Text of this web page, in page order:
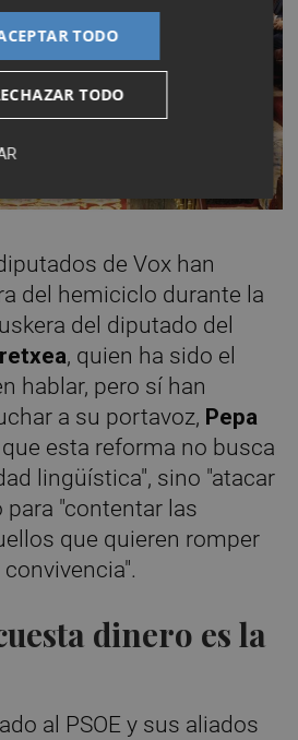
de Vox han
del hemiciclo durante la
del diputado del
, quien ha sido el
hablar, pero sí han
a su portavoz, Pepa
esta reforma no busca
lingüística", sino "atacar
para "contentar las
que quieren romper
dinero es la
al PSOE y sus aliados
TODO
TODO